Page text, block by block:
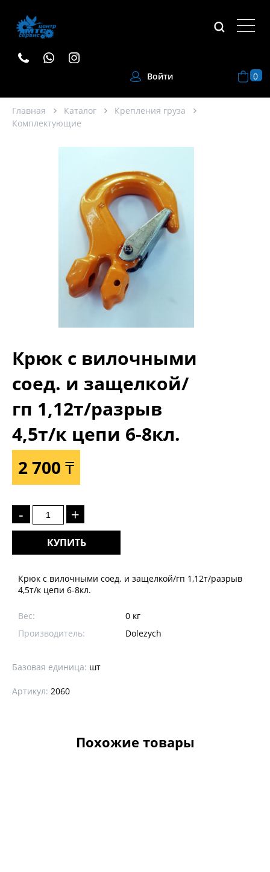
Войти 0
Главная Каталог
Крепления груза
Комплектующие
Крюк с вилочными
соед. и защелкой/
гп 1,12т/разрыв
4,5т/к цепи 6-8кл.
2 700 ₸
- +
КУПИТЬ
Крюк с вилочными соед. и защелкой/гп 1,12т/разрыв
4,5т/к цепи 6-8кл.
Вес:
0 кг
Производитель:
Dolezych
Базовая единица: шт
Артикул: 2060
Похожие товары